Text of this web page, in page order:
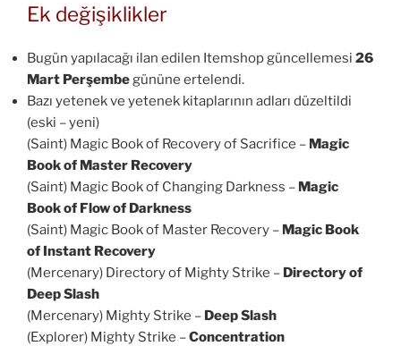
Ek değişiklikler
Bugün yapılacağı ilan edilen Itemshop güncellemesi 26
Mart Perşembegününe ertelendi.
Bazı yetenek ve yetenek kitaplarının adları düzeltildi
(eski – yeni)
(Saint) Magic Book of Recovery of Sacrifice – Magic
Book of Master Recovery
(Saint) Magic Book of Changing Darkness – Magic
Book of Flow of Darkness
(Saint) Magic Book of Master Recovery – Magic Book
of Instant Recovery
(Mercenary) Directory of Mighty Strike – Directory of
Deep Slash
(Mercenary) Mighty Strike – Deep Slash
(Explorer) Mighty Strike –Concentration